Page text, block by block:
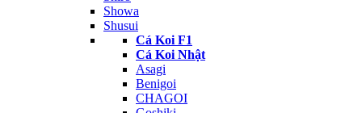
Showa
Shusui
Cá Koi F1
Cá Koi Nhật
Asagi
Benigoi
CHAGOI